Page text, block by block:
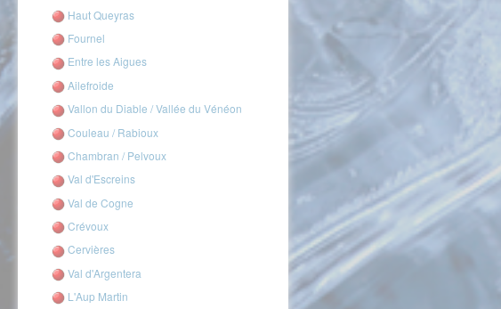
Haut Queyras
Fournel
Entre les Aigues
Ailefroide
Vallon du Diable / Vallée du Vénéon
Couleau / Rabioux
Chambran / Pelvoux
Val d'Escreins
Val de Cogne
Crévoux
Cervières
Val d'Argentera
L'Aup Martin